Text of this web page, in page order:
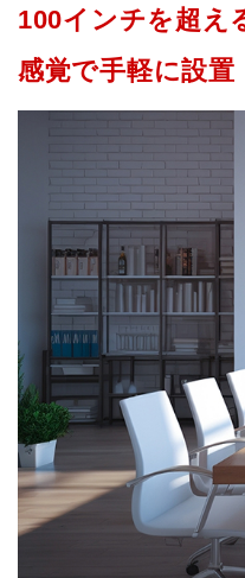
100インチを超え
感覚で手軽に設置